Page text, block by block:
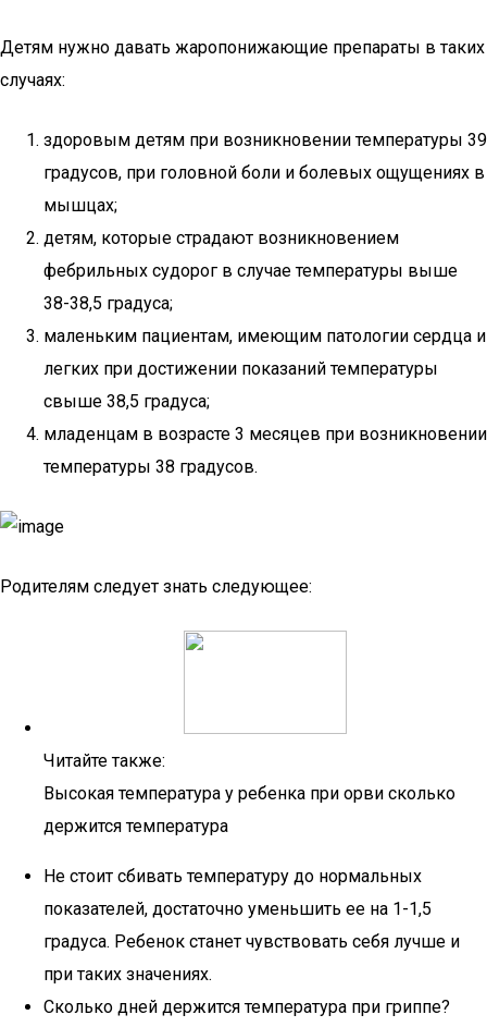
Детям нужно давать жаропонижающие препараты в таких
случаях:
здоровым детям при возникновении температуры 39
градусов, при головной боли и болевых ощущениях в
мышцах;
детям, которые страдают возникновением
фебрильных судорог в случае температуры выше
38-38,5 градуса;
маленьким пациентам, имеющим патологии сердца и
легких при достижении показаний температуры
свыше 38,5 градуса;
младенцам в возрасте 3 месяцев при возникновении
температуры 38 градусов.
Родителям следует знать следующее:
Читайте также:
Высокая температура у ребенка при орви сколько
держится температура
Не стоит сбивать температуру до нормальных
показателей, достаточно уменьшить ее на 1-1,5
градуса. Ребенок станет чувствовать себя лучше и
при таких значениях.
Сколько дней держится температура при гриппе?